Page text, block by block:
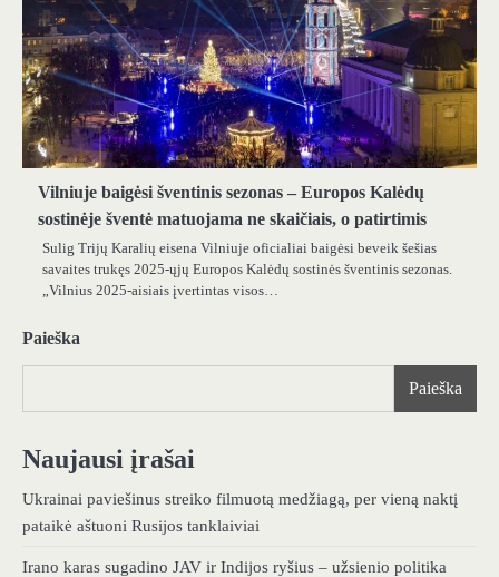
Vilniuje baigėsi šventinis sezonas – Europos Kalėdų
sostinėje šventė matuojama ne skaičiais, o patirtimis
Sulig Trijų Karalių eisena Vilniuje oficialiai baigėsi beveik šešias
savaites trukęs 2025-ųjų Europos Kalėdų sostinės šventinis sezonas.
„Vilnius 2025-aisiais įvertintas visos…
Paieška
Paieška
Naujausi įrašai
Ukrainai paviešinus streiko filmuotą medžiagą, per vieną naktį
pataikė aštuoni Rusijos tanklaiviai
Irano karas sugadino JAV ir Indijos ryšius – užsienio politika